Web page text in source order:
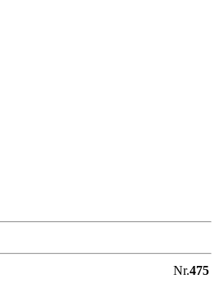
Nr.475